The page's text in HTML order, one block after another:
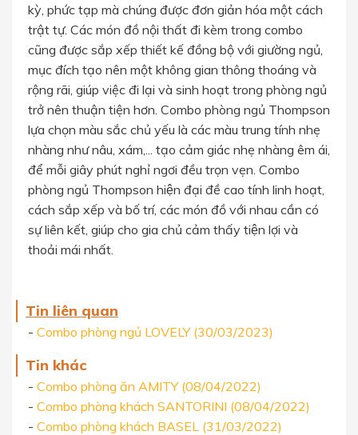
kỳ, phức tạp mà chúng được đơn giản hóa một cách
trật tự. Các món đồ nội thất đi kèm trong combo
cũng được sắp xếp thiết kế đồng bộ với giường ngủ,
mục đích tạo nên một không gian thông thoáng và
rộng rãi, giúp việc đi lại và sinh hoạt trong phòng ngủ
trở nên thuận tiện hơn. Combo phòng ngủ Thompson
lựa chọn màu sắc chủ yếu là các màu trung tính nhẹ
nhàng như nâu, xám,... tạo cảm giác nhẹ nhàng êm ái,
để mỗi giây phút nghỉ ngơi đều trọn vẹn. Combo
phòng ngủ Thompson hiện đại đề cao tính linh hoạt,
cách sắp xếp và bố trí, các món đồ với nhau cần có
sự liên kết, giúp cho gia chủ cảm thấy tiện lợi và
thoải mái nhất.
Tin liên quan
- Combo phòng ngủ LOVELY (30/03/2023)
Tin khác
- Combo phòng ăn AMITY (08/04/2022)
- Combo phòng khách SANTORINI (08/04/2022)
- Combo phòng khách BASEL (31/03/2022)